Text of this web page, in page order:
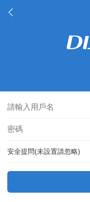
安全提問(未設置請忽略)